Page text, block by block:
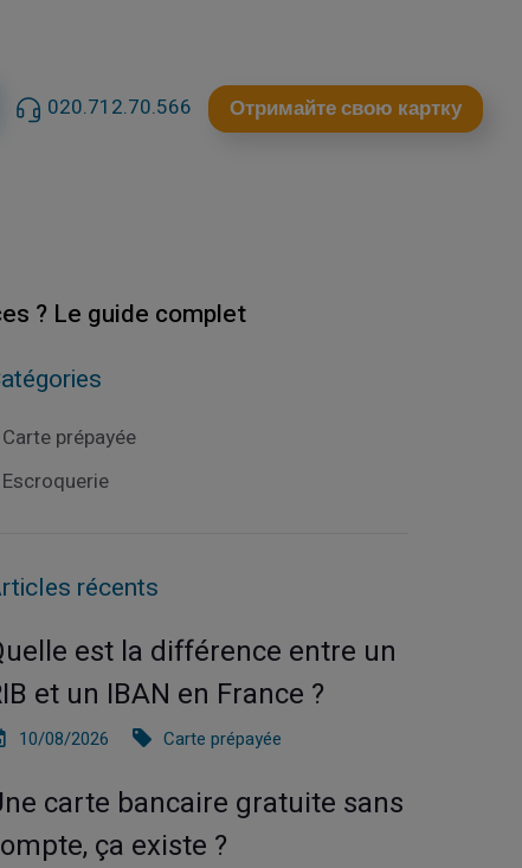
020.712.70.566 Отримайте свою картку
? Le guide complet
Carte prépayée
Escroquerie
récents
est la différence entre un
et un IBAN en France ?
10/08/2026 Carte prépayée
carte bancaire gratuite sans
ça existe ?